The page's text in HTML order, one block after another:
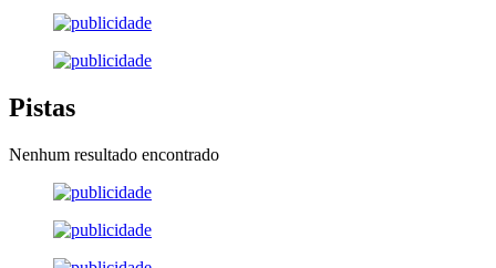
Pistas
Nenhum resultado encontrado